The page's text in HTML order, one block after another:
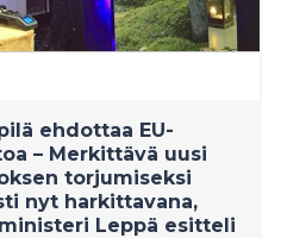
ehdottaa EU-
– Merkittävä uusi
torjumiseksi
nyt harkittavana,
Leppä esitteli